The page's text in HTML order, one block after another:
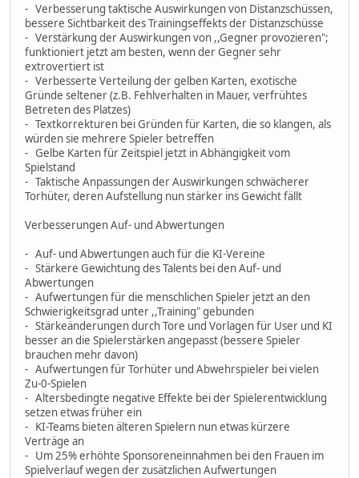
- Verbesserung taktische Auswirkungen von Distanzschüssen,
bessere Sichtbarkeit des Trainingseffekts der Distanzschüsse
- Verstärkung der Auswirkungen von ,,Gegner provozieren";
funktioniert jetzt am besten, wenn der Gegner sehr
extrovertiert ist
- Verbesserte Verteilung der gelben Karten, exotische
Gründe seltener (z.B. Fehlverhalten in Mauer, verfrühtes
Betreten des Platzes)
- Textkorrekturen bei Gründen für Karten, die so klangen, als
würden sie mehrere Spieler betreffen
- Gelbe Karten für Zeitspiel jetzt in Abhängigkeit vom
Spielstand
- Taktische Anpassungen der Auswirkungen schwächerer
Torhüter, deren Aufstellung nun stärker ins Gewicht fällt
Verbesserungen Auf- und Abwertungen
- Auf- und Abwertungen auch für die KI-Vereine
- Stärkere Gewichtung des Talents bei den Auf- und
Abwertungen
- Aufwertungen für die menschlichen Spieler jetzt an den
Schwierigkeitsgrad unter ,,Training" gebunden
- Stärkeänderungen durch Tore und Vorlagen für User und KI
besser an die Spielerstärken angepasst (bessere Spieler
brauchen mehr davon)
- Aufwertungen für Torhüter und Abwehrspieler bei vielen
Zu-0-Spielen
- Altersbedingte negative Effekte bei der Spielerentwicklung
setzen etwas früher ein
- KI-Teams bieten älteren Spielern nun etwas kürzere
Verträge an
- Um 25% erhöhte Sponsoreneinnahmen bei den Frauen im
Spielverlauf wegen der zusätzlichen Aufwertungen